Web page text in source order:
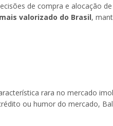
de compra e alocação
valorizado do Brasil,
rara no mercado
ou humor do mercado,